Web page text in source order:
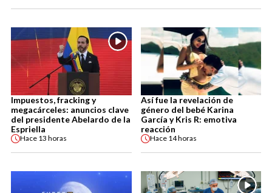
Impuestos, fracking y
megacárceles: anuncios clave
del presidente Abelardo de la
Espriella
Hace 13 horas
Así fue la revelación de
género del bebé Karina
García y Kris R: emotiva
reacción
Hace 14 horas